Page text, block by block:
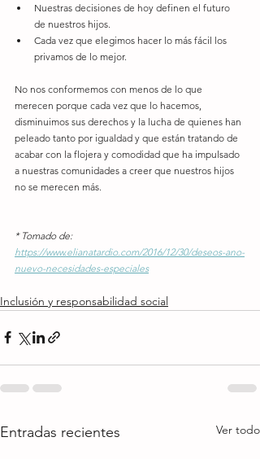
Nuestras decisiones de hoy definen el futuro
de nuestros hijos.
Cada vez que elegimos hacer lo más fácil los
privamos de lo mejor.
No nos conformemos con menos de lo que
merecen porque cada vez que lo hacemos,
disminuimos sus derechos y la lucha de quienes han
peleado tanto por igualdad y que están tratando de
acabar con la flojera y comodidad que ha impulsado
a nuestras comunidades a creer que nuestros hijos
no se merecen más.
* Tomado de:
https://www.elianatardio.com/2016/12/30/deseos-ano-
nuevo-necesidades-especiales
Inclusión y responsabilidad social
Entradas recientes Ver todo